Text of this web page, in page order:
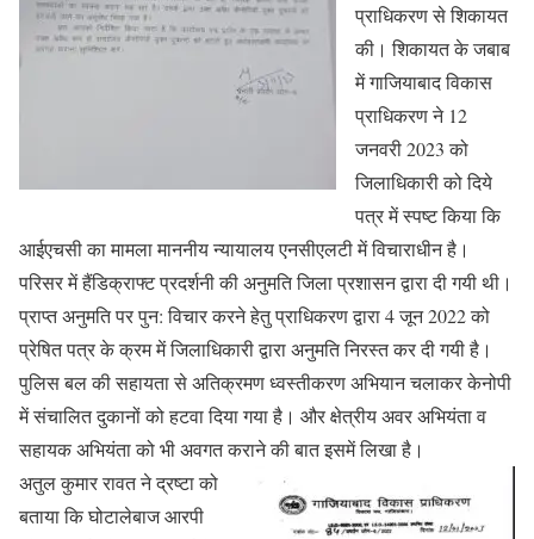
प्राधिकरण से शिकायत
की। शिकायत के जबाब
में गाजियाबाद विकास
प्राधिकरण ने 12
जनवरी 2023 को
जिलाधिकारी को दिये
पत्र में स्पष्ट किया कि
आईएचसी का मामला माननीय न्यायालय एनसीएलटी में विचाराधीन है।
परिसर में हैंडिक्राफ्ट प्रदर्शनी की अनुमति जिला प्रशासन द्वारा दी गयी थी।
प्राप्त अनुमति पर पुन: विचार करने हेतु प्राधिकरण द्वारा 4 जून 2022 को
प्रेषित पत्र के क्रम में जिलाधिकारी द्वारा अनुमति निरस्त कर दी गयी है।
पुलिस बल की सहायता से अतिक्रमण ध्वस्तीकरण अभियान चलाकर केनोपी
में संचालित दुकानों को हटवा दिया गया है। और क्षेत्रीय अवर अभियंता व
सहायक अभियंता को भी अवगत कराने की बात इसमें लिखा है।
अतुल कुमार रावत ने द्रष्टा को
बताया कि घोटालेबाज आरपी